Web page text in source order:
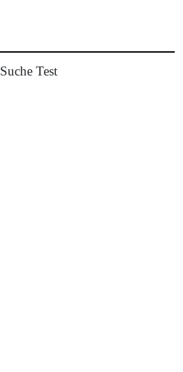
Suche Test